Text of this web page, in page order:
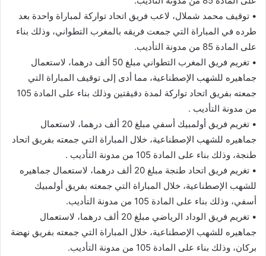
• توقيف محمد شملال، لاعب فريق اتحاد تواركة لمباراة واحدة بعد
طرده في المباراة التي جمعت فريقه بالمغرب التطواني، وذلك بناء
على المادة 85 من مدونة التأديب.
• تغريم فريق المغرب التطواني مبلغ 50 ألف درهما، لاستعمال
جماهيره للشهب الإصطناعية، مما أدى إلى توقيف المباراة التي
جمعته بفريق اتحاد تواركة لمدة دقيقتين وذلك بناء على المادة 105
من مدونة التأديب .
• تغريم فريق أولمبيك أسفي مبلغ 20 ألف درهما، لاستعمال
جماهيره للشهب الإصطناعية، خلال المباراة التي جمعته بفريق اتحاد
طنجة، وذلك بناء على المادة 105 من مدونة التأديب .
• تغريم فريق اتحاد طنجة مبلغ 20 ألف درهما، لاستعمال جماهيره
للشهب الإصطناعية، خلال المباراة التي جمعته بفريق أولمبيك
أسفي، وذلك بناء على المادة 105 من مدونة التأديب.
• تغريم فريق الوداد الرياضي مبلغ 20 ألف درهما، لاستعمال
جماهيره للشهب الإصطناعية، خلال المباراة التي جمعته بفريق نهضة
بركان، وذلك بناء على المادة 105 من مدونة التأديب.